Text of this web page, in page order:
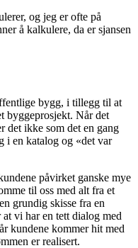
og jeg er ofte på
å kalkulere, da er sjansen
bygg, i tillegg til at
byggeprosjekt. Når det
det ikke som det en gang
i en katalog og «det var
påvirket ganske mye
til oss med alt fra et
grundig skisse fra en
vi har en tett dialog med
kundene kommer hit med
er realisert.